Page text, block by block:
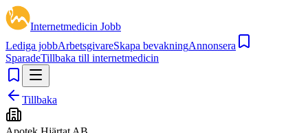
Internetmedicin Jobb
Lediga jobbArbetsgivareSkapa bevakningAnnonsera
SparadeTillbaka till internetmedicin
Tillbaka